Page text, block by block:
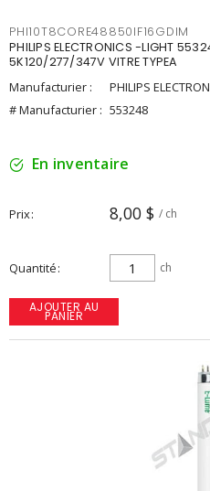
PHI10T8CORE48850IF16GDIM
PHILIPS ELECTRONICS -LIGHT
5K120/277/347V VITRE TYPEA
Manufacturier :
PHILIPS
# Manufacturier : 553248
En inventaire
Prix 8,00 $ / ch
Quantité ch
AJOUTER AU
PANIER